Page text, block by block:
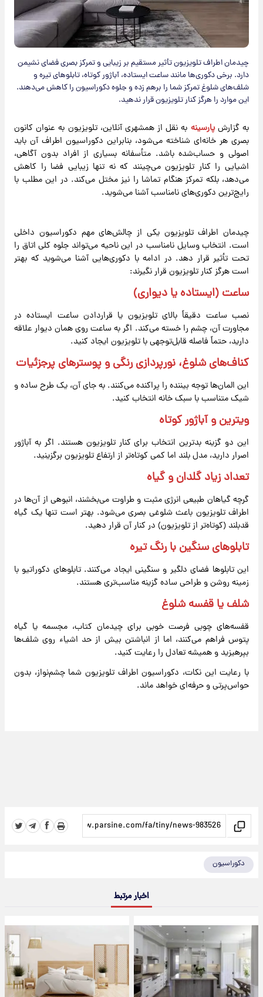
چیدمان اطراف تلویزیون تأثیر مستقیم بر زیبایی و تمرکز بصری فضای نشیمن
دارد. برخی دکوری‌ها مانند ساعت ایستاده، آباژور کوتاه، تابلوهای تیره و
شلف‌های شلوغ تمرکز شما را برهم زده و جلوه دکوراسیون را کاهش می‌دهند.
این موارد را هرگز کنار تلویزیون قرار ندهید.
به گزارش پارسینه به نقل از همشهری آنلاین، تلویزیون به عنوان کانون
بصری هر خانه‌ای شناخته می‌شود، بنابراین دکوراسیون اطراف آن باید
اصولی و حساب‌شده باشد. متأسفانه بسیاری از افراد بدون آگاهی،
اشیایی را کنار تلویزیون می‌چینند که نه تنها زیبایی فضا را کاهش
می‌دهد، بلکه تمرکز هنگام تماشا را نیز مختل می‌کند. در این مطلب با
رایج‌ترین دکوری‌های نامناسب آشنا می‌شوید.
چیدمان اطراف تلویزیون یکی از چالش‌های مهم دکوراسیون داخلی
است. انتخاب وسایل نامناسب در این ناحیه می‌تواند جلوه کلی اتاق را
تحت تأثیر قرار دهد. در ادامه با دکوری‌هایی آشنا می‌شوید که بهتر
است هرگز کنار تلویزیون قرار نگیرند:
ساعت (ایستاده یا دیواری)
نصب ساعت دقیقاً بالای تلویزیون یا قراردادن ساعت ایستاده در
مجاورت آن، چشم را خسته می‌کند. اگر به ساعت روی همان دیوار علاقه
دارید، حتماً فاصله قابل‌توجهی با تلویزیون ایجاد کنید.
کناف‌های شلوغ، نورپردازی رنگی و پوسترهای پرجزئیات
این المان‌ها توجه بیننده را پراکنده می‌کنند. به جای آن، یک طرح ساده و
شیک متناسب با سبک خانه انتخاب کنید.
ویترین و آباژور کوتاه
این دو گزینه بدترین انتخاب برای کنار تلویزیون هستند. اگر به آباژور
اصرار دارید، مدل بلند اما کمی کوتاه‌تر از ارتفاع تلویزیون برگزینید.
تعداد زیاد گلدان و گیاه
گرچه گیاهان طبیعی انرژی مثبت و طراوت می‌بخشند، انبوهی از آن‌ها در
اطراف تلویزیون باعث شلوغی بصری می‌شود. بهتر است تنها یک گیاه
قدبلند (کوتاه‌تر از تلویزیون) در کنار آن قرار دهید.
تابلوهای سنگین با رنگ تیره
این تابلوها فضای دلگیر و سنگینی ایجاد می‌کنند. تابلوهای دکوراتیو با
زمینه روشن و طراحی ساده گزینه مناسب‌تری هستند.
شلف یا قفسه شلوغ
قفسه‌های چوبی فرصت خوبی برای چیدمان کتاب، مجسمه یا گیاه
پتوس فراهم می‌کنند، اما از انباشتن بیش از حد اشیاء روی شلف‌ها
بپرهیزید و همیشه تعادل را رعایت کنید.
با رعایت این نکات، دکوراسیون اطراف تلویزیون شما چشم‌نواز، بدون
حواس‌پرتی و حرفه‌ای خواهد ماند.
دکوراسیون
اخبار مرتبط